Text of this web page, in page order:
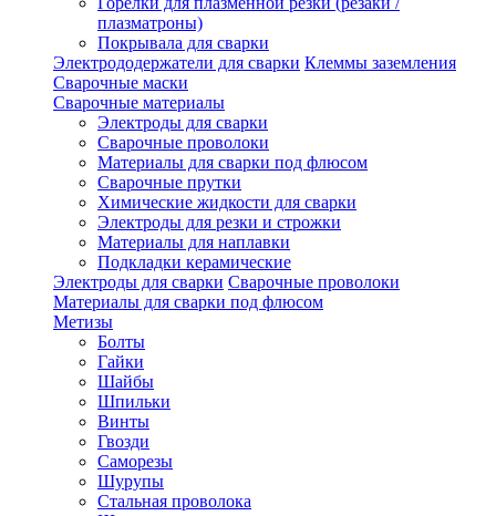
плазматроны)
Покрывала для сварки
Электрододержатели для сварки Клеммы заземления
Сварочные маски
Сварочные материалы
Электроды для сварки
Сварочные проволоки
Материалы для сварки под флюсом
Сварочные прутки
Химические жидкости для сварки
Электроды для резки и строжки
Материалы для наплавки
Подкладки керамические
Электроды для сварки Сварочные проволоки
Материалы для сварки под флюсом
Метизы
Болты
Гайки
Шайбы
Шпильки
Винты
Гвозди
Саморезы
Шурупы
Стальная проволока